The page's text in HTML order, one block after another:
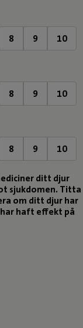
8 9 10
8 9 10
8 9 10
ditt djur
sjukdomen. Titta
om ditt djur har
haft effekt på